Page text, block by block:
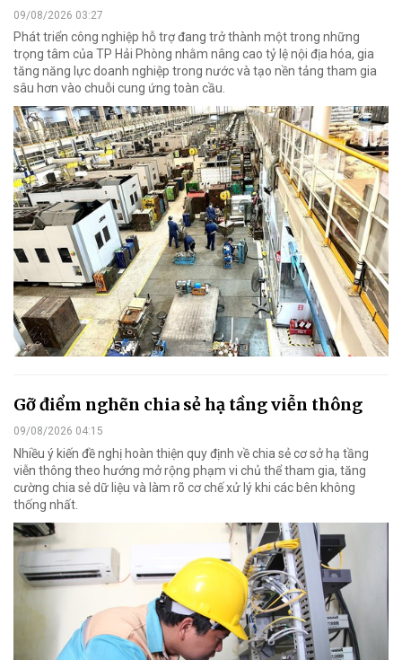
09/08/2026 03:27
Phát triển công nghiệp hỗ trợ đang trở thành một trong những
trọng tâm của TP Hải Phòng nhằm nâng cao tỷ lệ nội địa hóa, gia
tăng năng lực doanh nghiệp trong nước và tạo nền tảng tham gia
sâu hơn vào chuỗi cung ứng toàn cầu.
Gỡ điểm nghẽn chia sẻ hạ tầng viễn thông
09/08/2026 04:15
Nhiều ý kiến đề nghị hoàn thiện quy định về chia sẻ cơ sở hạ tầng
viễn thông theo hướng mở rộng phạm vi chủ thể tham gia, tăng
cường chia sẻ dữ liệu và làm rõ cơ chế xử lý khi các bên không
thống nhất.